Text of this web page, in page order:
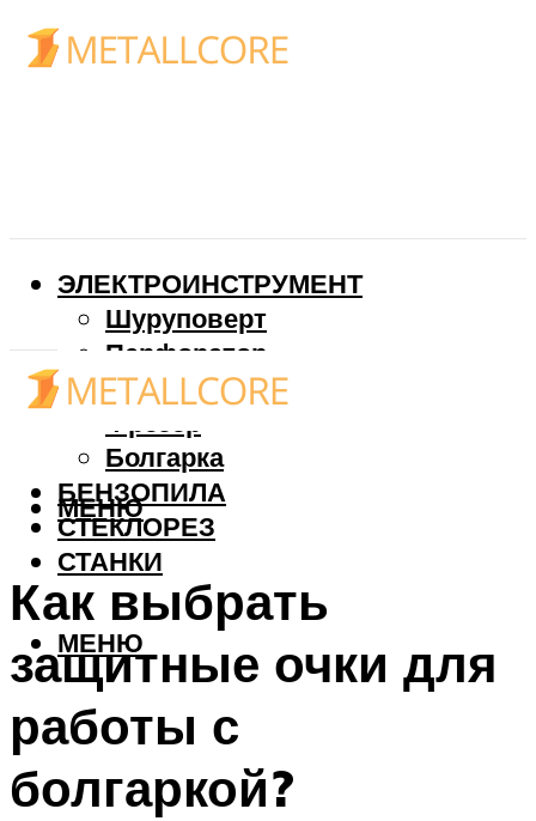
ЭЛЕКТРОИНСТРУМЕНТ
Шуруповерт
Перфоратор
Дрель
Фрезер
Болгарка
БЕНЗОПИЛА
СТЕКЛОРЕЗ
СТАНКИ
МЕНЮ
МЕНЮ
Как выбрать
защитные очки для
работы с
болгаркой?